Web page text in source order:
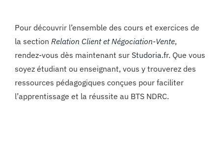
Pour découvrir l’ensemble des cours et exercices de
la section Relation Client et Négociation-Vente,
rendez-vous dès maintenant sur Studoria.fr. Que vous
soyez étudiant ou enseignant, vous y trouverez des
ressources pédagogiques conçues pour faciliter
l’apprentissage et la réussite au BTS NDRC.